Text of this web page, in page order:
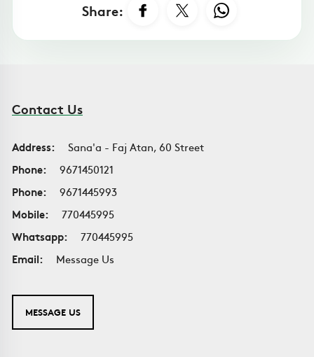
Share:
Contact Us
Address:
Sana'a - Faj Atan, 60 Street
Phone:
9671450121
Phone:
9671445993
Mobile:
770445995
Whatsapp:
770445995
Email:
Message Us
MESSAGE US